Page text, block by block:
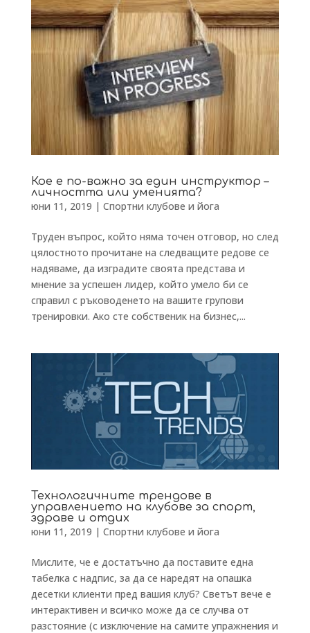
Кое е по-важно за един инструктор –
личността или уменията?
юни 11, 2019 | Спортни клубове и йога
Труден въпрос, който няма точен отговор, но след
цялостното прочитане на следващите редове се
надяваме, да изградите своята представа и
мнение за успешен лидер, който умело би се
справил с ръководенето на вашите групови
тренировки. Ако сте собственик на бизнес,...
Технологичните трендове в
управлението на клубове за спорт,
здраве и отдих
юни 11, 2019 | Спортни клубове и йога
Mислите, че е достатъчно да поставите една
табелка с надпис, за да се наредят на опашка
десетки клиенти пред вашия клуб? Светът вече е
интерактивен и всичко може да се случва от
разстояние (с изключение на самите упражнения и